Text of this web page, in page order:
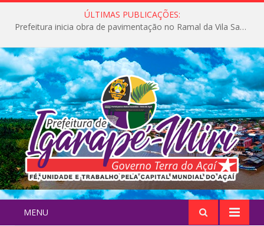
ÚLTIMAS PUBLICAÇÕES:
Prefeitura inicia obra de pavimentação no Ramal da Vila Santa Maria do Icatu
MENU